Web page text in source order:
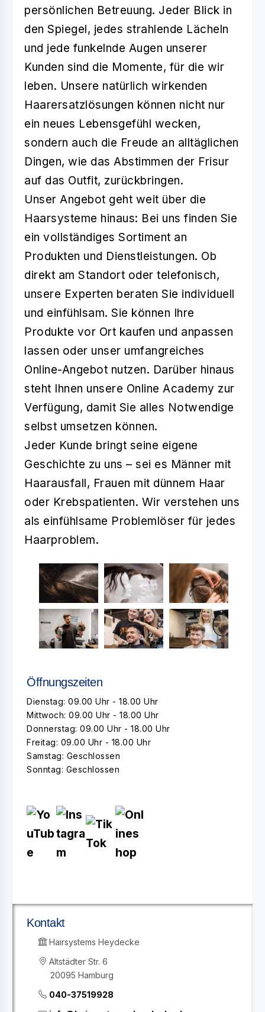
persönlichen Betreuung. Jeder Blick in
den Spiegel, jedes strahlende Lächeln
und jede funkelnde Augen unserer
Kunden sind die Momente, für die wir
leben. Unsere natürlich wirkenden
Haarersatzlösungen können nicht nur
ein neues Lebensgefühl wecken,
sondern auch die Freude an alltäglichen
Dingen, wie das Abstimmen der Frisur
auf das Outfit, zurückbringen.
Unser Angebot geht weit über die
Haarsysteme hinaus: Bei uns finden Sie
ein vollständiges Sortiment an
Produkten und Dienstleistungen. Ob
direkt am Standort oder telefonisch,
unsere Experten beraten Sie individuell
und einfühlsam. Sie können Ihre
Produkte vor Ort kaufen und anpassen
lassen oder unser umfangreiches
Online-Angebot nutzen. Darüber hinaus
steht Ihnen unsere Online Academy zur
Verfügung, damit Sie alles Notwendige
selbst umsetzen können.
Jeder Kunde bringt seine eigene
Geschichte zu uns – sei es Männer mit
Haarausfall, Frauen mit dünnem Haar
oder Krebspatienten. Wir verstehen uns
als einfühlsame Problemlöser für jedes
Haarproblem.
Öffnungszeiten
Dienstag: 09.00 Uhr - 18.00 Uhr
Mittwoch: 09.00 Uhr - 18.00 Uhr
Donnerstag: 09.00 Uhr - 18.00 Uhr
Freitag: 09.00 Uhr - 18.00 Uhr
Samstag: Geschlossen
Sonntag: Geschlossen
Kontakt
Hairsystems Heydecke
Altstädter Str. 6
20095 Hamburg
040-37519928